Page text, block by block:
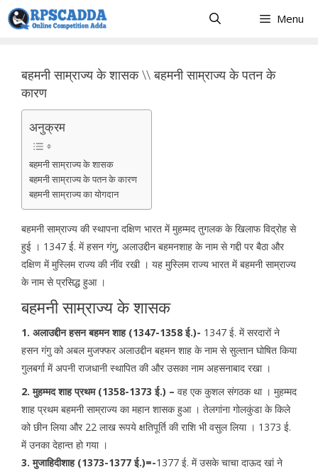
Skip
to
Menu
बहमनी साम्राज्य के शासक \\ बहमनी साम्राज्य के पतन के
कारण
अनुक्रम
बहमनी साम्राज्य के शासक
बहमनी साम्राज्य के पतन के कारण
बहमनी साम्राज्य का योगदान
बहमनी साम्राज्य की स्थापना दक्षिण भारत में मुहम्मद तुगलक के खिलाफ विद्रोह से
हुई । 1347 ई. में हसन गंगु, अलाउद्दीन बहमनशाह के नाम से गद्दी पर बैठा और
दक्षिण में मुस्लिम राज्य की नींव रखी । यह मुस्लिम राज्य भारत में बहमनी साम्राज्य
के नाम से प्रसिद्ध हुआ ।
बहमनी साम्राज्य के शासक
1. अलाउद्दीन हसन बहमन शाह (1347-1358 ई.)- 1347 ई. में सरदारों ने
हसन गंगु को अबल मुजफ्फर अलाउद्दीन बहमन शाह के नाम से सुल्तान घोषित किया
गुलबर्गा में अपनी राजधानी स्थापित की और उसका नाम अहसनाबाद रखा ।
2. मुहम्मद शाह प्रथम (1358-1373 ई.) – वह एक कुशल संगठक था । मुहम्मद
शाह प्रथम बहमनी साम्राज्य का महान शासक हुआ । तेलगांना गोलकुंडा के किले
को छीन लिया और 22 लाख रूपये क्षतिपूर्ति की राशि भी वसुल लिया । 1373 ई.
में उनका देहान्त हो गया ।
3. मुजाहिदीशाह (1373-1377 ई.)=-1377 ई. में उसके चाचा दाऊद खां ने